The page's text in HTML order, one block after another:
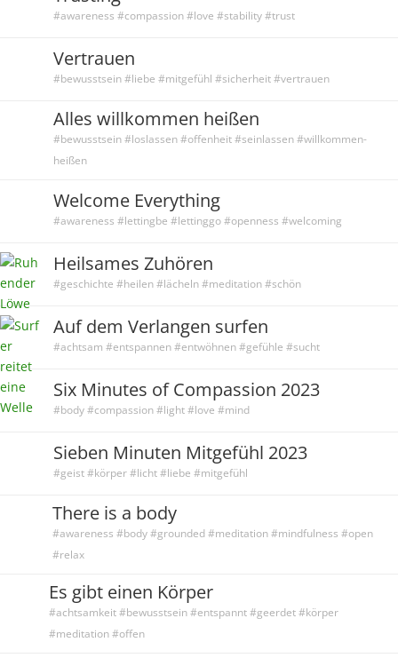
#awareness #compassion #love #stability #trust
Vertrauen
#bewusstsein #liebe #mitgefühl #sicherheit #vertrauen
Alles willkommen heißen
#bewusstsein #loslassen #offenheit #seinlassen #willkommen-
heißen
Welcome Everything
#awareness #lettingbe #lettinggo #openness #welcoming
Heilsames Zuhören
#geschichte #heilen #lächeln #meditation #schön
Auf dem Verlangen surfen
#achtsam #entspannen #entwöhnen #gefühle #sucht
Six Minutes of Compassion 2023
#body #compassion #light #love #mind
Sieben Minuten Mitgefühl 2023
#geist #körper #licht #liebe #mitgefühl
There is a body
#awareness #body #grounded #meditation #mindfulness #open
#relax
Es gibt einen Körper
#achtsamkeit #bewusstsein #entspannt #geerdet #körper
#meditation #offen